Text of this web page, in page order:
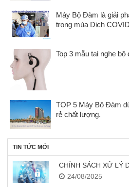
Máy Bộ Đàm là giải
trong mùa Dịch
Top 3 mẫu tai nghe bộ
TOP 5 Máy Bộ Đàm
rẻ chất lượng.
TIN TỨC MỚI
CHÍNH SÁCH XỬ LÝ
24/08/2025